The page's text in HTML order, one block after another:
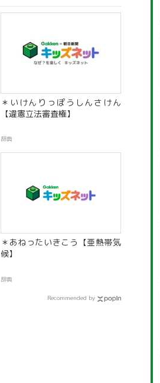
＊いけんりっぽうしんさけん
【違憲立法審査権】
辞典
＊あねったいきこう【亜熱帯気
候】
辞典
Recommended by